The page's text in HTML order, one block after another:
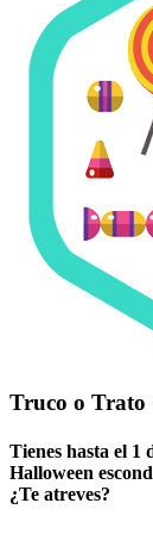
Truco o Trato
Tienes hasta el 1
Halloween
¿Te atreves?